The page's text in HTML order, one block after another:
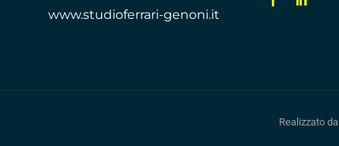
www.studioferrari-genoni.it
Realizzato da